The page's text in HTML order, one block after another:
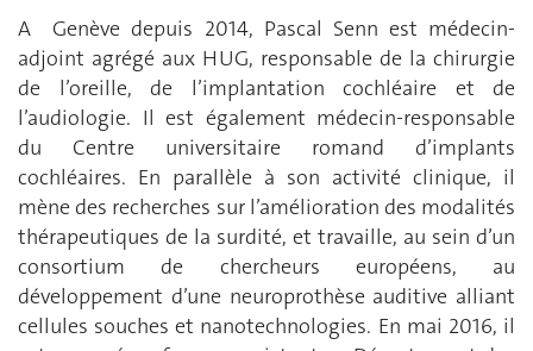
A Genève depuis 2014, Pascal Senn est médecin-
adjoint agrégé aux HUG, responsable de la chirurgie
de l’oreille, de l’implantation cochléaire et de
l’audiologie. Il est également médecin-responsable
du Centre universitaire romand d’implants
cochléaires. En parallèle à son activité clinique, il
mène des recherches sur l’amélioration des modalités
thérapeutiques de la surdité, et travaille, au sein d’un
consortium de chercheurs européens, au
développement d’une neuroprothèse auditive alliant
cellules souches et nanotechnologies. En mai 2016, il